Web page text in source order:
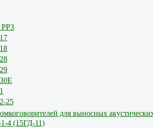
РР3
25
для выносных
4 (15ГД-11)